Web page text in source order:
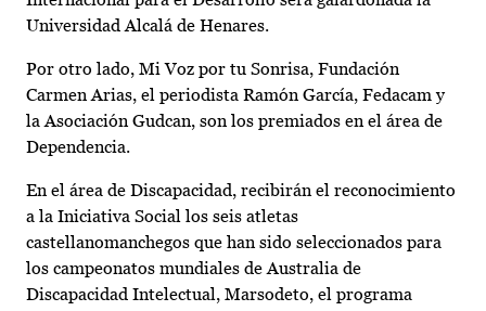
Universidad Alcalá de Henares.
Por otro lado, Mi Voz por tu Sonrisa, Fundación
Carmen Arias, el periodista Ramón García, Fedacam y
la Asociación Gudcan, son los premiados en el área de
Dependencia.
En el área de Discapacidad, recibirán el reconocimiento
a la Iniciativa Social los seis atletas
castellanomanchegos que han sido seleccionados para
los campeonatos mundiales de Australia de
Discapacidad Intelectual, Marsodeto, el programa